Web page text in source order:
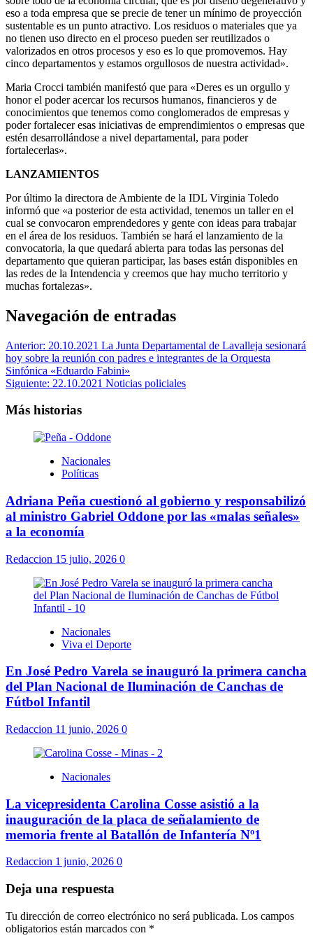
eso a toda empresa que se precie de tener un mínimo de proyección
sustentable es un punto atractivo. Los residuos o materiales que ya
no tienen uso directo en el proceso pueden ser reutilizados o
valorizados en otros procesos y eso es lo que promovemos. Hay
cinco departamentos y estamos orgullosos de nuestra actividad».
Maria Crocci también manifestó que para «Deres es un orgullo y
honor el poder acercar los recursos humanos, financieros y de
conocimientos que tenemos como conglomerados de empresas y
poder fortalecer esas iniciativas de emprendimientos o empresas que
estén desarrollándose a nivel departamental, para poder
fortalecerlas».
LANZAMIENTOS
Por último la directora de Ambiente de la IDL Virginia Toledo
informó que «a posterior de esta actividad, tenemos un taller en el
cual se convocaron emprendedores y gente con ideas para trabajar
en el área de los residuos. También se hará el lanzamiento de la
convocatoria, la que quedará abierta para todas las personas del
departamento que quieran participar, las bases están disponibles en
las redes de la Intendencia y creemos que hay mucho territorio y
muchas fortalezas».
Navegación de entradas
Anterior: 20.10.2021 La Junta Departamental de Lavalleja sesionará
hoy sobre la reunión con padres e integrantes de la Orquesta
Sinfónica «Eduardo Fabini»
Siguiente: 22.10.2021 Noticias policiales
Más historias
Nacionales
Políticas
Adriana Peña cuestionó al gobierno y responsabilizó
al ministro Gabriel Oddone por las «malas señales»
a la economía
Redaccion 15 julio, 2026 0
Nacionales
Viva el Deporte
En José Pedro Varela se inauguró la primera cancha
del Plan Nacional de Iluminación de Canchas de
Fútbol Infantil
Redaccion 11 junio, 2026 0
Nacionales
La vicepresidenta Carolina Cosse asistió a la
inauguración de la placa de señalamiento de
memoria frente al Batallón de Infantería Nº1
Redaccion 1 junio, 2026 0
Deja una respuesta
Tu dirección de correo electrónico no será publicada. Los campos
obligatorios están marcados con *